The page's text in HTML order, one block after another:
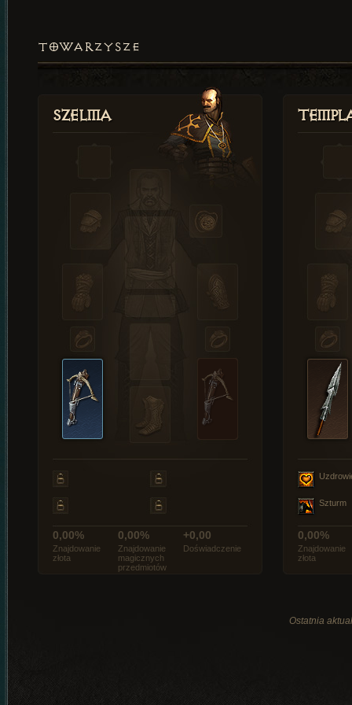
TOWARZYSZE
Szelma
0,00%
Znajdowanie
złota
0,00%
Znajdowanie
magicznych
przedmiotów
+0,00
Doświadczenie
Szturm
0,00%
Znajdowanie
złota
Ostatnia